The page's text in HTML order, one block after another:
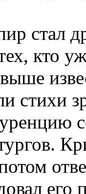
стал
кто
стихи
его